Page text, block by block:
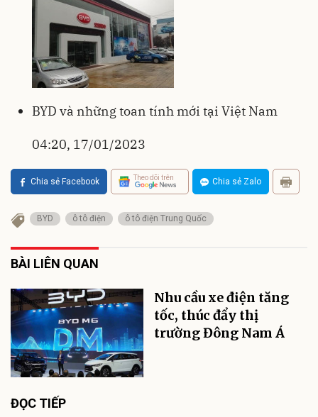
BYD và những toan tính mới tại Việt Nam
04:20, 17/01/2023
Chia sẻ Facebook Theo dõi trên Chia sẻ Zalo
BYD ô tô điện ô tô điện Trung Quốc
BÀI LIÊN QUAN
Nhu cầu xe điện tăng
tốc, thúc đẩy thị
trường Đông Nam Á
ĐỌC TIẾP